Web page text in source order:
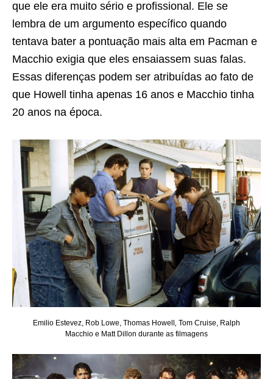
que ele era muito sério e profissional. Ele se
lembra de um argumento específico quando
tentava bater a pontuação mais alta em Pacman e
Macchio exigia que eles ensaiassem suas falas.
Essas diferenças podem ser atribuídas ao fato de
que Howell tinha apenas 16 anos e Macchio tinha
20 anos na época.
Emilio Estevez, Rob Lowe, Thomas Howell , Tom Cruise, Ralph
Macchio e Matt Dillon durante as filmagens